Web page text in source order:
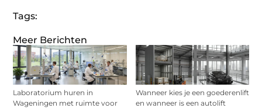
Meer Berichten
Laboratorium huren in
Wageningen met ruimte voor
Wanneer kies je een goederenlift
en wanneer is een autolift
Tags: